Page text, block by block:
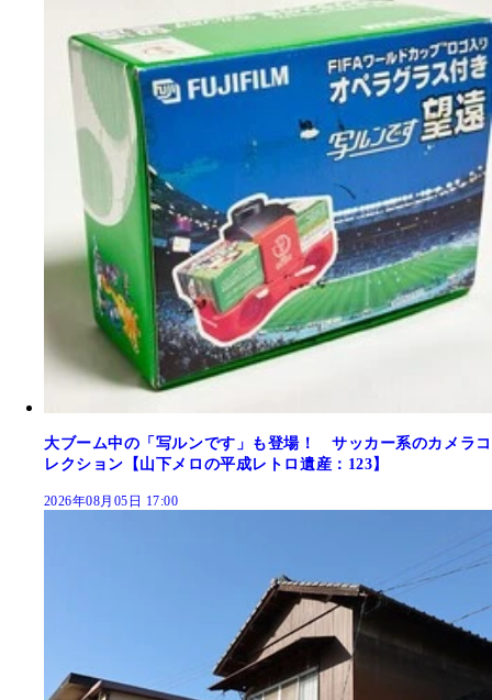
大ブーム中の「写ルンです」も登場！ サッカー系のカメラコ
レクション【山下メロの平成レトロ遺産：123】
2026年08月05日 17:00